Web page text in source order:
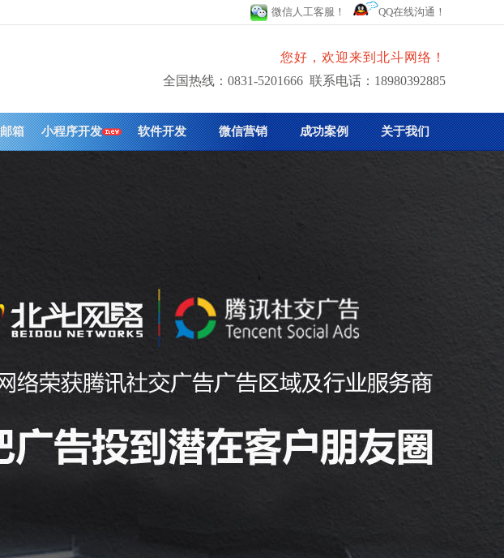
微信人工客服！ QQ在线沟通！
您好，欢迎来到北斗网络！
全国热线：0831-5201666 联系电话：18980392885
箱 小程序开发 软件开发 微信营销 成功案例 关于我们